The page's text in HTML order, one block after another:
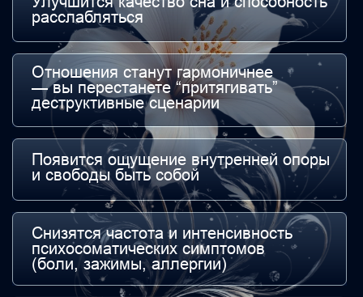
Смысл моей любимой работы — передать
знания и инструменты нового поколения,
разбудить в человеке спящий Свет и Любовь,
разжечь в нём внутренний Огонь, оживить его
уверенность в себе, силу, значимость, чувство
собственной ценности, пробудить потенциал
сверхспособностей, данный ему по праву
рождения: через его осознанность, телесную
мудрость, включенность в поток. Без привязок,
обязательств и внешних систем.
Помогаю получить доступ к многогранному
эзотерическому миру, лежащему
за пределами обычного восприятия.
Соединяю в своей практической работе науку,
эзотерику, духовные течения. В практиках
применяю научно обоснованные методы
и глубинные трансформационные техники.
Считаю, что за симбиозом разных
направлений — будущее квантовой
психологии, которую я выбрала базовой
основой всех моих обучающих программ.